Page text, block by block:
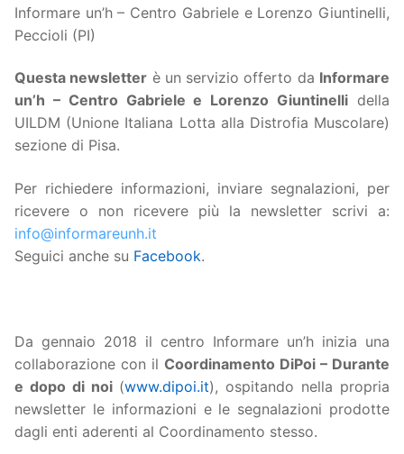
Informare un’h – Centro Gabriele e Lorenzo Giuntinelli,
Peccioli (PI)
Questa newsletter è un servizio offerto da Informare
un’h – Centro Gabriele e Lorenzo Giuntinelli della
UILDM (Unione Italiana Lotta alla Distrofia Muscolare)
sezione di Pisa.
Per richiedere informazioni, inviare segnalazioni, per
ricevere o non ricevere più la newsletter scrivi a:
info@informareunh.it
Seguici anche su Facebook.
Da gennaio 2018 il centro Informare un’h inizia una
collaborazione con il Coordinamento DiPoi – Durante
e dopo di noi(www.dipoi.it), ospitando nella propria
newsletter le informazioni e le segnalazioni prodotte
dagli enti aderenti al Coordinamento stesso.